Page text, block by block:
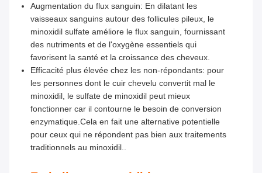
Augmentation du flux sanguin: En dilatant les
vaisseaux sanguins autour des follicules pileux, le
minoxidil sulfate améliore le flux sanguin, fournissant
des nutriments et de l'oxygène essentiels qui
favorisent la santé et la croissance des cheveux.
Efficacité plus élevée chez les non-répondants: pour
les personnes dont le cuir chevelu convertit mal le
minoxidil, le sulfate de minoxidil peut mieux
fonctionner car il contourne le besoin de conversion
enzymatique.Cela en fait une alternative potentielle
pour ceux qui ne répondent pas bien aux traitements
traditionnels au minoxidil..